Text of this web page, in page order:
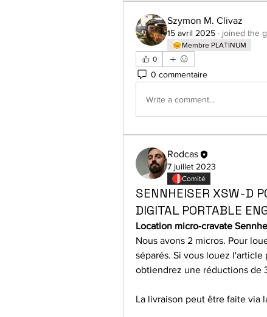
Szymon M. Clivaz
15 avril 2025 · joined the
Membre PLATINUM
0
0 commentaire
Write a comment...
Rodcas
7 juillet 2023
Comité
SENNHEISER XSW-D
DIGITAL PORTABLE
Location micro-cravate
Nous avons 2 micros. Pour
séparés. Si vous louez l'article
obtiendrez une réductions de
La livraison peut être faite via